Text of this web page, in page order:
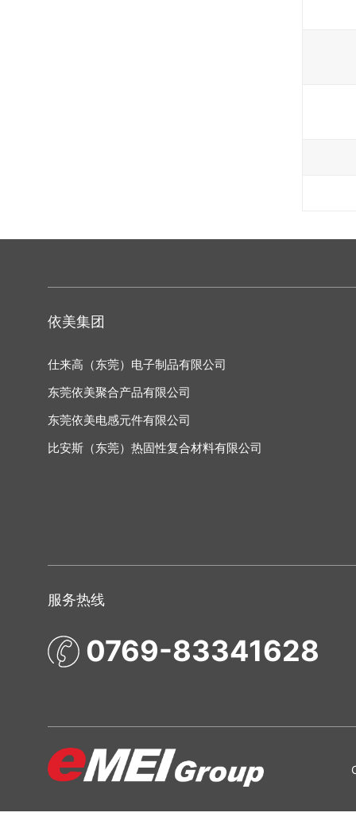
服务热线
依美集团
0769-83341628
仕来高（东莞）电子制品有限公司
东莞依美聚合产品有限公司
东莞依美电感元件有限公司
比安斯（东莞）热固性复合材料有限公司